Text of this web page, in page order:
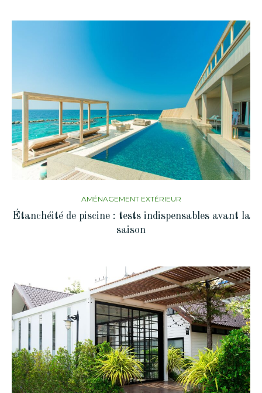
AMÉNAGEMENT EXTÉRIEUR
Étanchéité de piscine : tests indispensables avant la
saison